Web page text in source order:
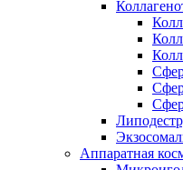
Аппаратная